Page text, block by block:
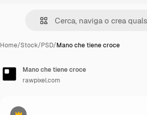
Home/Stock/PSD/Mano che tiene croce
Mano che tiene croce
rawpixel.com